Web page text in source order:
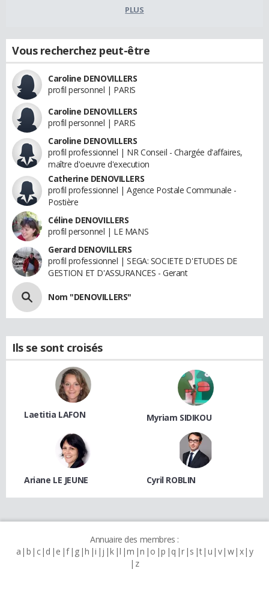
PLUS
Vous recherchez peut-être
Caroline DENOVILLERS
profil personnel | PARIS
Caroline DENOVILLERS
profil personnel | PARIS
Caroline DENOVILLERS
profil professionnel | NR Conseil - Chargée d'affaires,
maître d'oeuvre d'execution
Catherine DENOVILLERS
profil professionnel | Agence Postale Communale -
Postière
Céline DENOVILLERS
profil personnel | LE MANS
Gerard DENOVILLERS
profil professionnel | SEGA: SOCIETE D'ETUDES DE
GESTION ET D'ASSURANCES - Gerant
Nom "DENOVILLERS"
Ils se sont croisés
Laetitia LAFON Myriam SIDIKOU
Ariane LE JEUNE Cyril ROBLIN
Annuaire des membres :
a b c d e f g h i j k l m n o p q r s t u v w x y
z